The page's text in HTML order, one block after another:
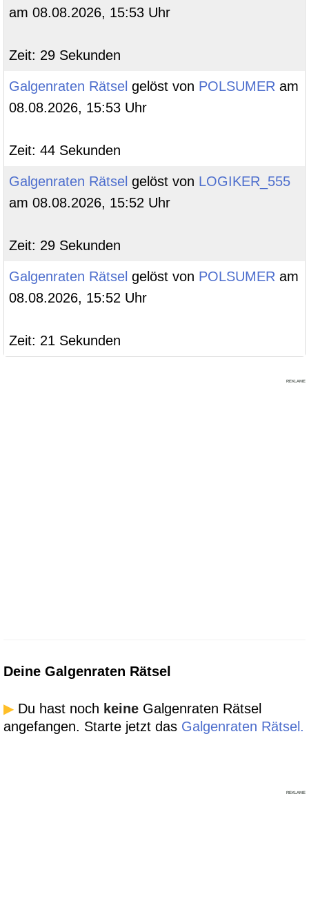
am 08.08.2026, 15:53 Uhr
Zeit: 29 Sekunden
Galgenraten Rätsel gelöst von POLSUMER am
08.08.2026, 15:53 Uhr
Zeit: 44 Sekunden
Galgenraten Rätsel gelöst von LOGIKER_555
am 08.08.2026, 15:52 Uhr
Zeit: 29 Sekunden
Galgenraten Rätsel gelöst von POLSUMER am
08.08.2026, 15:52 Uhr
Zeit: 21 Sekunden
REKLAME
Deine Galgenraten Rätsel
▶ Du hast noch keine Galgenraten Rätsel
angefangen. Starte jetzt das Galgenraten Rätsel.
REKLAME